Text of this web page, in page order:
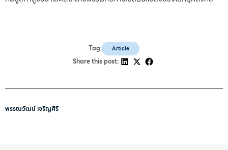
Tag: Article
Share this post:
พรรณวัฒน์ เจริญศิริ